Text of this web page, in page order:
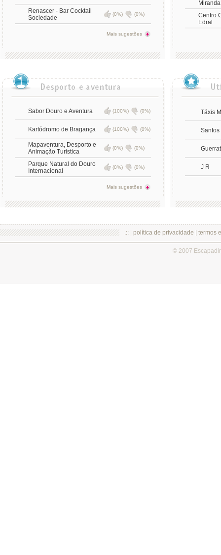
Renascer - Bar Cocktail
Sociedade
(0%) (0%)
Mais sugestões
Miranda
Centro
Edral
Sabor Douro e Aventura (100%) (0%)
Kartódromo de Bragança (100%) (0%)
Mapaventura, Desporto e
Animação Turistica
(0%) (0%)
Parque Natural do Douro
Internacional
(0%) (0%)
Mais sugestões
Táxis
Santos
J R
.:: | política de privacidade termos
© 2007